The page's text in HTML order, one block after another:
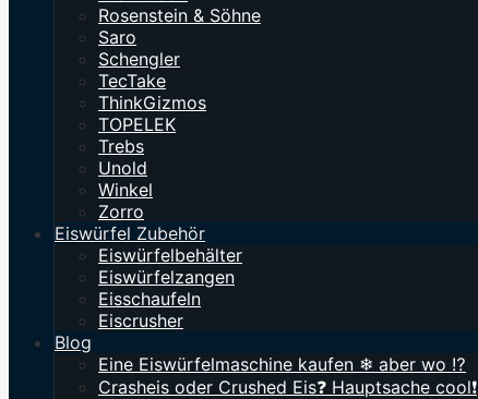
Rosenstein & Söhne
Saro
Schengler
TecTake
ThinkGizmos
TOPELEK
Trebs
Unold
Winkel
Zorro
Eiswürfel Zubehör
Eiswürfelbehälter
Eiswürfelzangen
Eisschaufeln
Eiscrusher
Blog
Eine Eiswürfelmaschine kaufen ❄ aber wo ⁉️
Crasheis oder Crushed Eis❓ Hauptsache cool❗